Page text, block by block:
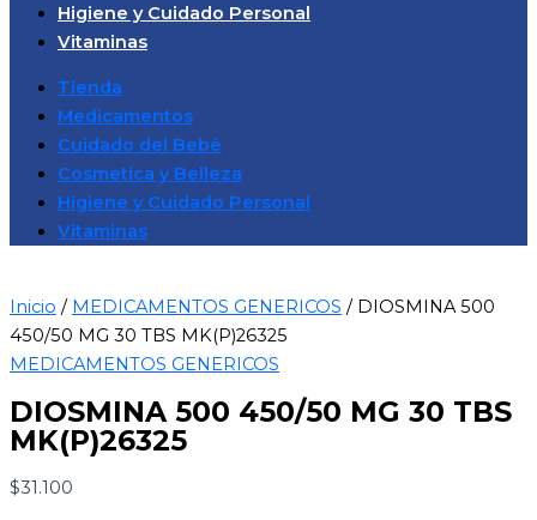
Higiene y Cuidado Personal
Vitaminas
Tienda
Medicamentos
Cuidado del Bebé
Cosmetica y Belleza
Higiene y Cuidado Personal
Vitaminas
Inicio / MEDICAMENTOS GENERICOS / DIOSMINA 500
450/50 MG 30 TBS MK(P)26325
MEDICAMENTOS GENERICOS
DIOSMINA 500 450/50 MG 30 TBS
MK(P)26325
$31.100